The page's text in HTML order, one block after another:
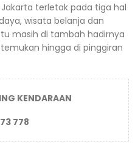
terletak pada tiga hal
wisata belanja dan
masih di tambah hadirnya
hingga di pinggiran
KENDARAAN
778